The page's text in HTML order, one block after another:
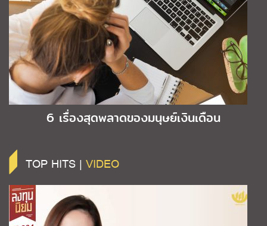
6 เรื่องสุดพลาดของมนุษย์เงินเดือน
TOP HITS | VIDEO